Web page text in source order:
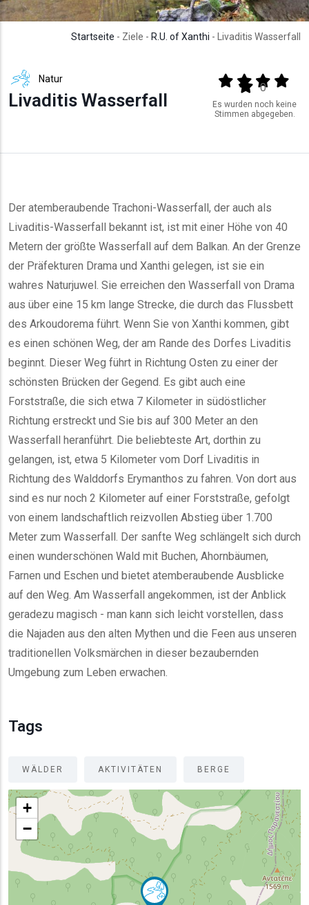
Startseite - Ziele - R.U. of Xanthi - Livaditis Wasserfall
Natur
Livaditis Wasserfall
Output format
(star)(star)(star)
(star)
0
Es wurden noch keine
Stimmen abgegeben.
Der atemberaubende Trachoni-Wasserfall, der auch als
Livaditis-Wasserfall bekannt ist, ist mit einer Höhe von 40
Metern der größte Wasserfall auf dem Balkan. An der Grenze
der Präfekturen Drama und Xanthi gelegen, ist sie ein
wahres Naturjuwel. Sie erreichen den Wasserfall von Drama
aus über eine 15 km lange Strecke, die durch das Flussbett
des Arkoudorema führt. Wenn Sie von Xanthi kommen, gibt
es einen schönen Weg, der am Rande des Dorfes Livaditis
beginnt. Dieser Weg führt in Richtung Osten zu einer der
schönsten Brücken der Gegend. Es gibt auch eine
Forststraße, die sich etwa 7 Kilometer in südöstlicher
Richtung erstreckt und Sie bis auf 300 Meter an den
Wasserfall heranführt. Die beliebteste Art, dorthin zu
gelangen, ist, etwa 5 Kilometer vom Dorf Livaditis in
Richtung des Walddorfs Erymanthos zu fahren. Von dort aus
sind es nur noch 2 Kilometer auf einer Forststraße, gefolgt
von einem landschaftlich reizvollen Abstieg über 1.700
Meter zum Wasserfall. Der sanfte Weg schlängelt sich durch
einen wunderschönen Wald mit Buchen, Ahornbäumen,
Farnen und Eschen und bietet atemberaubende Ausblicke
auf den Weg. Am Wasserfall angekommen, ist der Anblick
geradezu magisch - man kann sich leicht vorstellen, dass
die Najaden aus den alten Mythen und die Feen aus unseren
traditionellen Volksmärchen in dieser bezaubernden
Umgebung zum Leben erwachen.
Tags
WÄLDER AKTIVITÄTEN BERGE
+
−